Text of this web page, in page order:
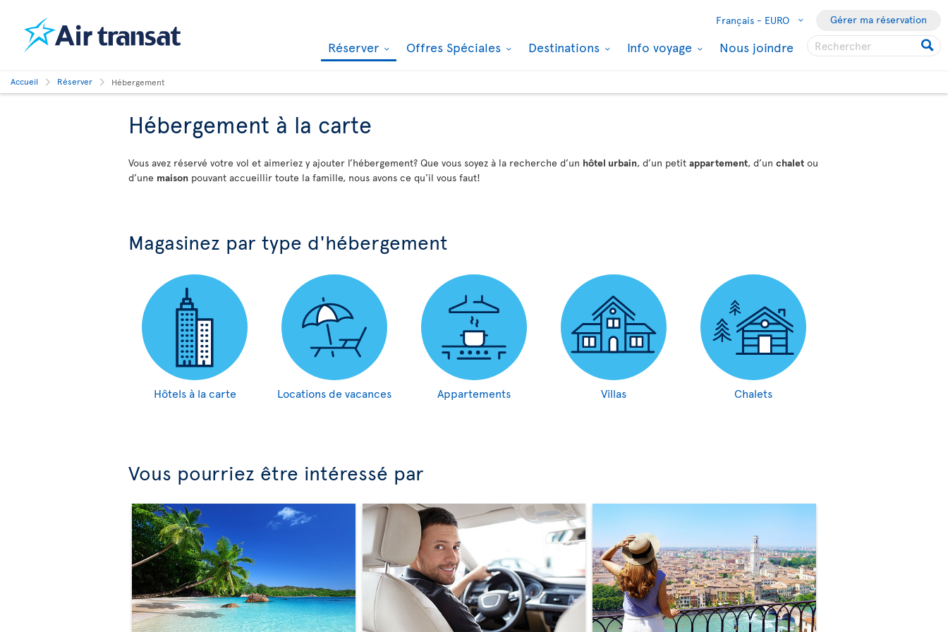
Français - EURO Gérer ma réservation
Réserver Offres Spéciales Destinations Info voyage Nous joindre
Accueil Réserver Hébergement
Hébergement à la carte
Vous avez réservé votre vol et aimeriez y ajouter l’hébergement? Que vous soyez à la recherche d’un hôtel urbain, d’un petit appartement, d’un chalet ou
d’une maison pouvant accueillir toute la famille, nous avons ce qu'il vous faut!
Magasinez par type d'hébergement
Hôtels à la carte Locations de vacances Appartements Villas Chalets
Vous pourriez être intéressé par